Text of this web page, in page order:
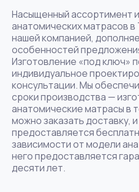
Насыщенный ассортимент
анатомических матрасов
нашей компанией,
особенностей
Изготовление «под ключ»
индивидуальное
консультации. Мы
сроки производства —
анатомические матрасы в
можно заказать доставку, и
предоставляется
зависимости от модели
него предоставляется
десяти лет.